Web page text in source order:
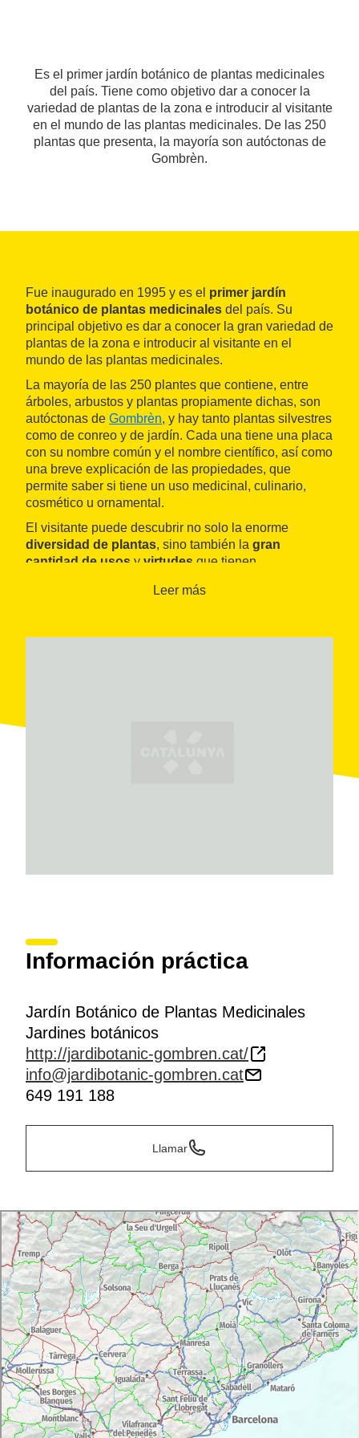
Es el primer jardín botánico de plantas medicinales
del país. Tiene como objetivo dar a conocer la
variedad de plantas de la zona e introducir al visitante
en el mundo de las plantas medicinales. De las 250
plantas que presenta, la mayoría son autóctonas de
Gombrèn.
Fue inaugurado en 1995 y es el primer jardín
botánico de plantas medicinales del país. Su
principal objetivo es dar a conocer la gran variedad de
plantas de la zona e introducir al visitante en el
mundo de las plantas medicinales.
La mayoría de las 250 plantes que contiene, entre
árboles, arbustos y plantas propiamente dichas, son
autóctonas de Gombrèn, y hay tanto plantas silvestres
como de conreo y de jardín. Cada una tiene una placa
con su nombre común y el nombre científico, así como
una breve explicación de las propiedades, que
permite saber si tiene un uso medicinal, culinario,
cosmético u ornamental.
El visitante puede descubrir no solo la enorme
diversidad de plantas, sino también la gran
cantidad de usos y virtudes que tienen,
diuréticas, relajantes, tonificantes, sedantes,
Leer más
Información práctica
Jardín Botánico de Plantas Medicinales
Jardines botánicos
http://jardibotanic-gombren.cat/
info@jardibotanic-gombren.cat
649 191 188
Llamar